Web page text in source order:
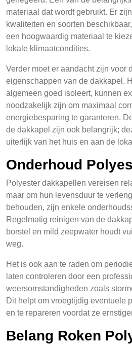
materiaal dat wordt gebruikt. Er
kwaliteiten en soorten
een hoogwaardig materiaal te
lokale klimaatcondities.
Verder moet er aandacht zijn voor
eigenschappen van de dakkapel.
algemeen goed isoleert, kunnen
noodzakelijk zijn om maximaal
energiebesparing te garanteren.
de dakkapel zijn ook belangrijk;
uiterlijk van het huis en aan de
Onderhoud
Polyester dakkapellen vereisen
maar om hun levensduur te
behouden, zijn enkele
Regelmatig reinigen van de
borstel en mild zeepwater houdt
weg.
Het is ook aan te raden om
laten controleren door een
weersomstandigheden zoals
Dit helpt om vroegtijdig eventuele
en te repareren voordat ze
Belang Roken